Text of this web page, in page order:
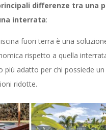
differenze tra una
interrata:
fuori terra è una
rispetto a quella
più adatto per chi possiede
ridotte.